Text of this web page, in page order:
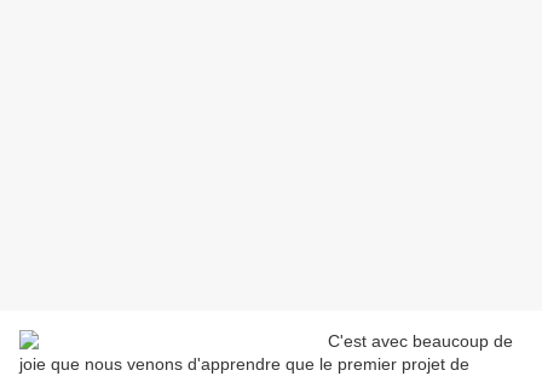
C'est avec beaucoup de
joie que nous venons d'apprendre que le premier projet de